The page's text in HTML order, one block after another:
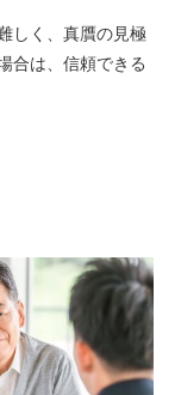
しく、真贋の見極
合は、信頼できる